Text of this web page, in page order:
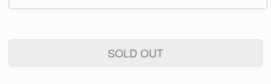
SOLD OUT